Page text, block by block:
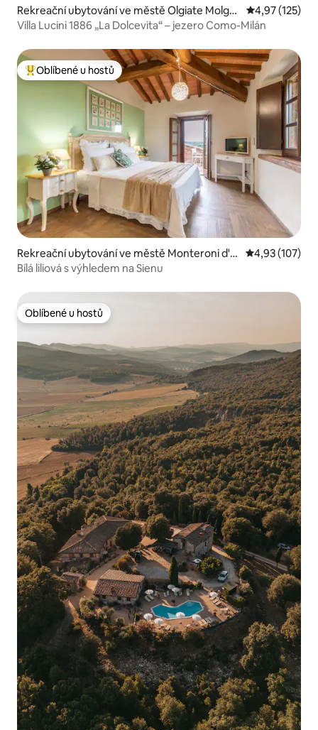
Rekreační ubytování ve městě Olgiate Molgor
a
Průměrné
4,97 (125)
Villa Lucini 1886 „La Dolcevita“ – jezero Como-Milán
Nejlepší v kategorii Oblíbené u hostů
Oblíbené u hostů
Rekreační ubytování ve městě Monteroni d'A
rbia
Průměrné
4,93 (107)
Bílá liliová s výhledem na Sienu
Oblíbené u hostů
Oblíbené u hostů